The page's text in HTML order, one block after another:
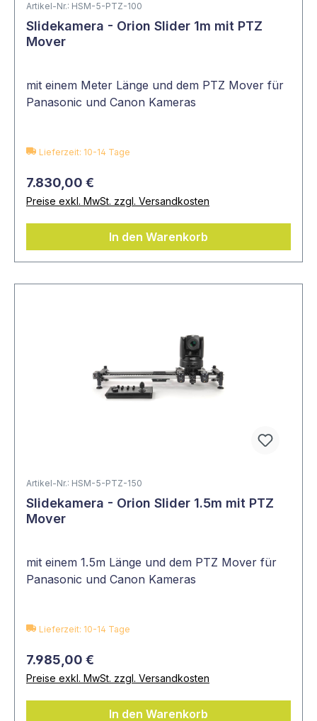
Artikel-Nr.: HSM-5-PTZ-100
Slidekamera - Orion Slider 1m mit PTZ
Mover
mit einem Meter Länge und dem PTZ Mover für
Panasonic und Canon Kameras
Lieferzeit: 10-14 Tage
7.830,00 €
Preise exkl. MwSt. zzgl. Versandkosten
In den Warenkorb
Artikel-Nr.: HSM-5-PTZ-150
Slidekamera - Orion Slider 1.5m mit PTZ
Mover
mit einem 1.5m Länge und dem PTZ Mover für
Panasonic und Canon Kameras
Lieferzeit: 10-14 Tage
7.985,00 €
Preise exkl. MwSt. zzgl. Versandkosten
In den Warenkorb